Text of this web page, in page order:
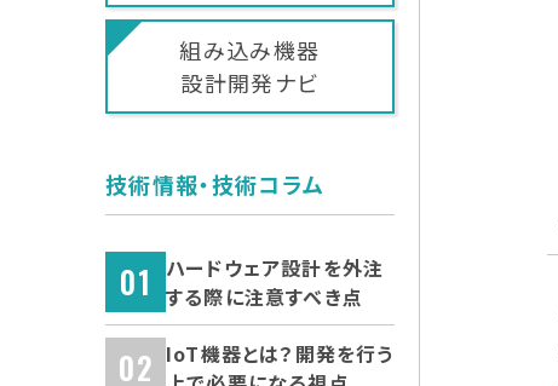
組み込み機器
設計開発ナビ
技術情報・技術コラム
ハードウェア設計を外注
する際に注意すべき点
IoT機器とは？開発を行う